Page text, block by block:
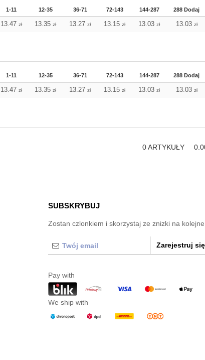
1-11 12-35 36-71 72-143 144-287 288 Dodaj
13.47 zł 13.35zł 13.27zł 13.15zł 13.03zł 13.03 zł
1-11 12-35 36-71 72-143 144-287 288 Dodaj
13.47 zł 13.35zł 13.27zł 13.15zł 13.03zł 13.03 zł
0ARTYKUŁY
SUBSKRYBUJ
Zostan czlonkiem i skorzystaj ze znizki na
Zarejestruj
Pay with
We ship with